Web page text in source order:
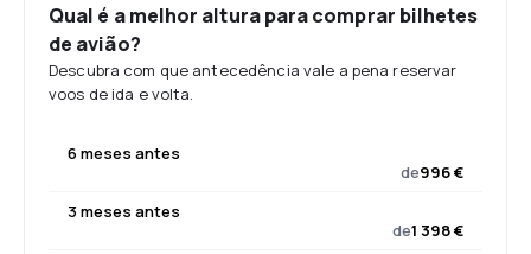
Qual é a melhor altura para comprar bilhetes
de avião?
Descubra com que antecedência vale a pena reservar
voos de ida e volta.
6 meses antes
de996 €
3 meses antes
de1 398 €